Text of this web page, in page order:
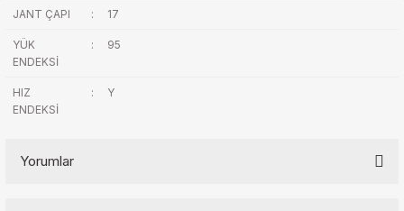
JANT ÇAPI : 17
YÜK
ENDEKSİ
: 95
HIZ
ENDEKSİ
: Y
Yorumlar